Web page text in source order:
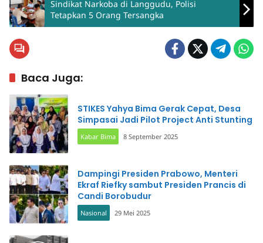
Sindikat Narkoba di Langgudu, Polisi
Tetapkan 5 Orang Tersangka
Baca Juga:
STIKES Yahya Bima Gerak Cepat, Desa
Simpasai Jadi Pilot Project Anti Stunting
Kabar Bima 8 September 2025
Dampingi Presiden Prabowo, Menteri
Ekraf Riefky sambut Presiden Prancis di
Candi Borobudur
Nasional 29 Mei 2025